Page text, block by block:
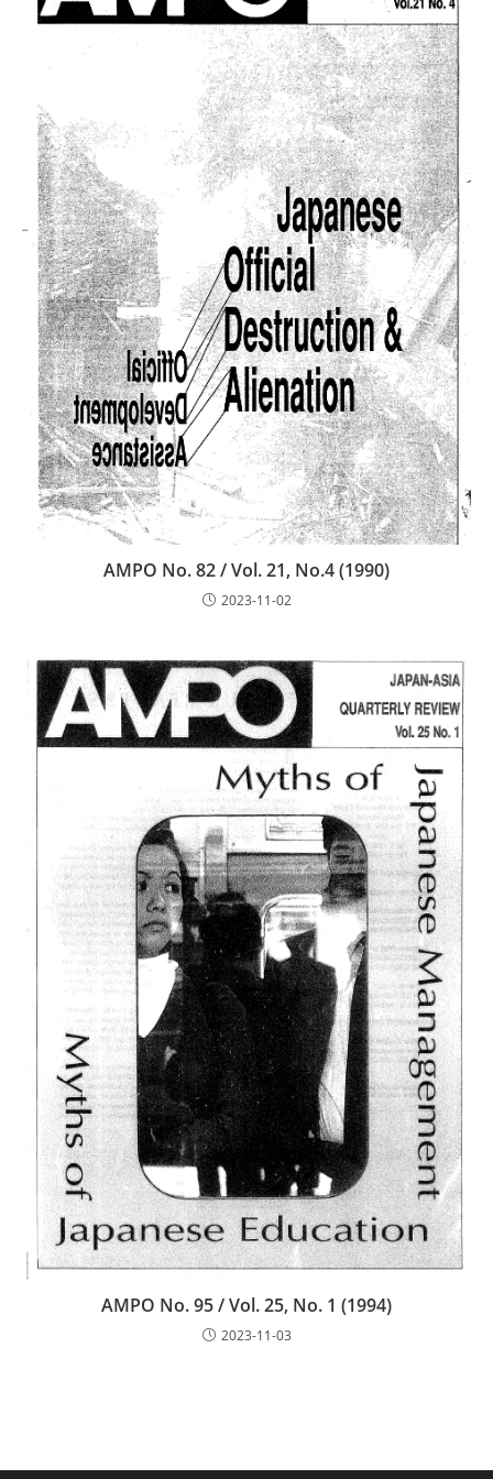
AMPO No. 82 / Vol. 21, No.4 (1990)
2023-11-02
AMPO No. 95 / Vol. 25, No. 1 (1994)
2023-11-03